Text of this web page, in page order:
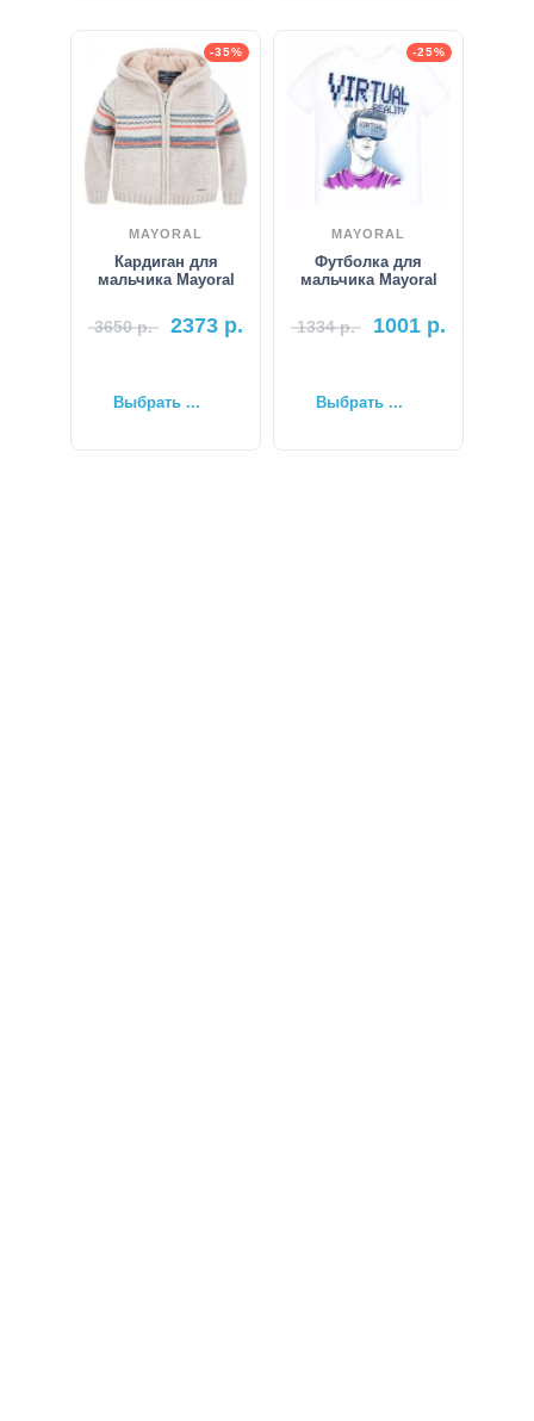
-35%
MAYORAL
Кардиган для
мальчика Mayoral
3650р. 2373 р.
Выбрать ...
-25%
MAYORAL
Футболка для
мальчика Mayoral
1334р. 1001 р.
Выбрать ...